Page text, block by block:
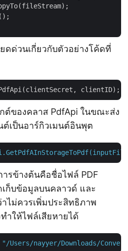
ดด่วนเกี่ยวกับตัวอย่างโค้ดที่
ต์ของคลาส PdfApi ในขณะส่ง
เป็นอาร์กิวเมนต์อินพุต
รข้างต้นคือชื่อไฟล์ PDF
ก็บข้อมูลบนคลาวด์ และ
ไม่ควรเพิ่มประสิทธิภาพ
ำให้ไฟล์เสียหายได้
"/Users/nayyer/Downloads/